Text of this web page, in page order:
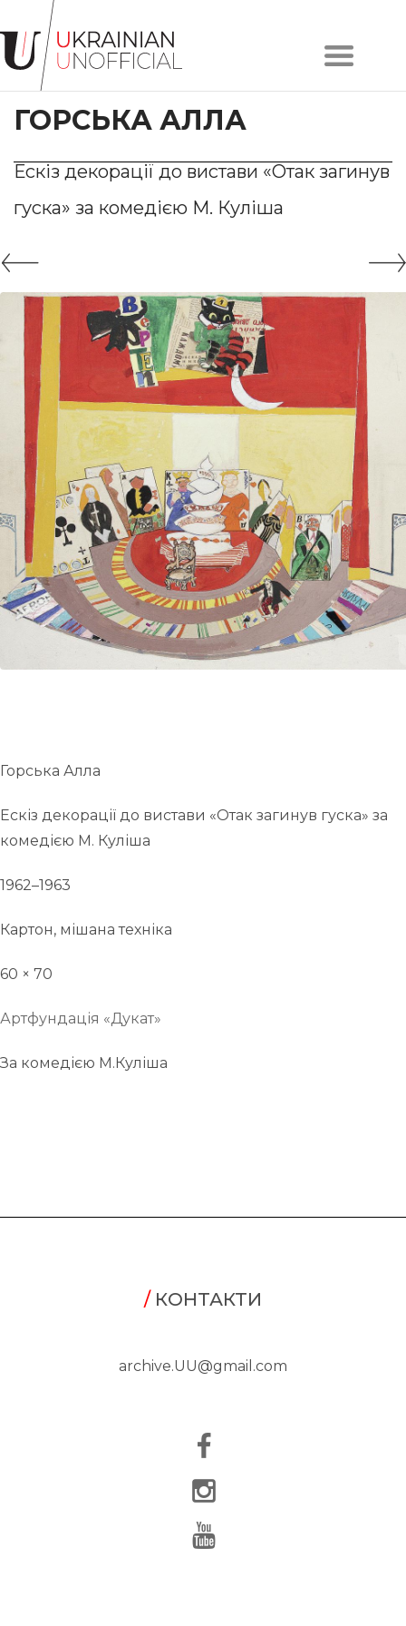
Головна
Про
проєкт
Художники
Твори
Колекції
#KYIV
#LVIV
UA
ENG
ГОРСЬКА АЛЛА
Ескіз декорації до вистави «Отак загинув
гуска» за комедією М. Куліша
Горська Алла
Ескіз декорації до вистави «Отак загинув гуска» за
комедією М. Куліша
1962–1963
Картон, мішана техніка
60 × 70
Артфундація «Дукат»
За комедією М.Куліша
/КОНТАКТИ
archive.UU@gmail.com